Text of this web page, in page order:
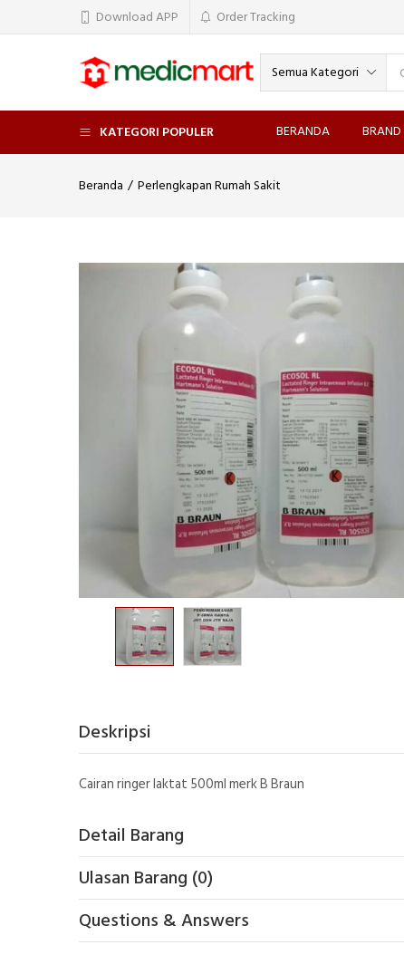
Download APP Order Tracking
Semua Kategori
KATEGORI POPULER BERANDA BRAND
Beranda Perlengkapan Rumah Sakit
Deskripsi
Cairan ringer laktat 500ml merk B Braun
Detail Barang
Ulasan Barang (0)
Questions & Answers